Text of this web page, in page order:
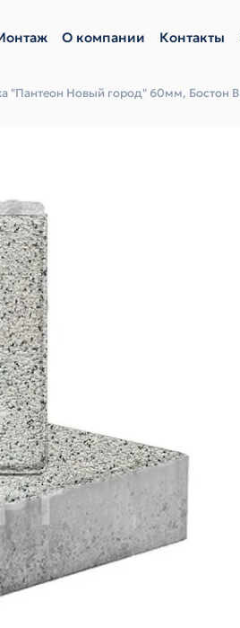
О компании Контакты
"Пантеон Новый город" 60мм, Бостон